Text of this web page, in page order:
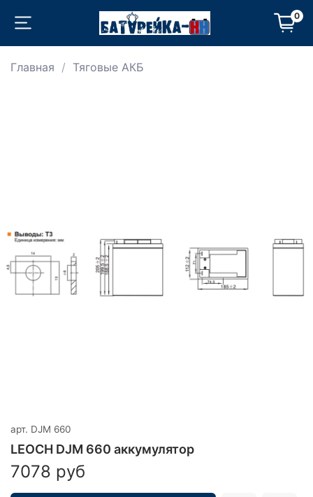
0
Главная Тяговые АКБ
арт. DJM 660
LEOCH DJM 660 аккумулятор
7078 руб